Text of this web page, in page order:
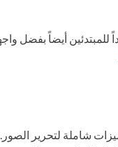
أيضاً بفضل
شاملة لتحرير